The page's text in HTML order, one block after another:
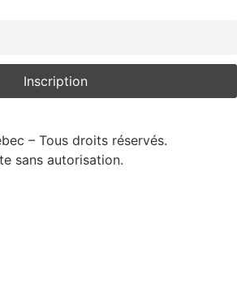
– Tous droits réservés.
sans autorisation.